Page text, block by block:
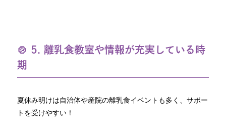
🍲 5. 離乳食教室や情報が充実している時
期
夏休み明けは自治体や産院の離乳食イベントも多く、サポー
トを受けやすい！